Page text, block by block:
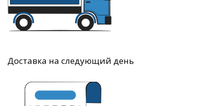
Доставка на следующий день